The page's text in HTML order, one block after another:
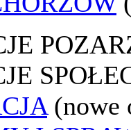
(nowe